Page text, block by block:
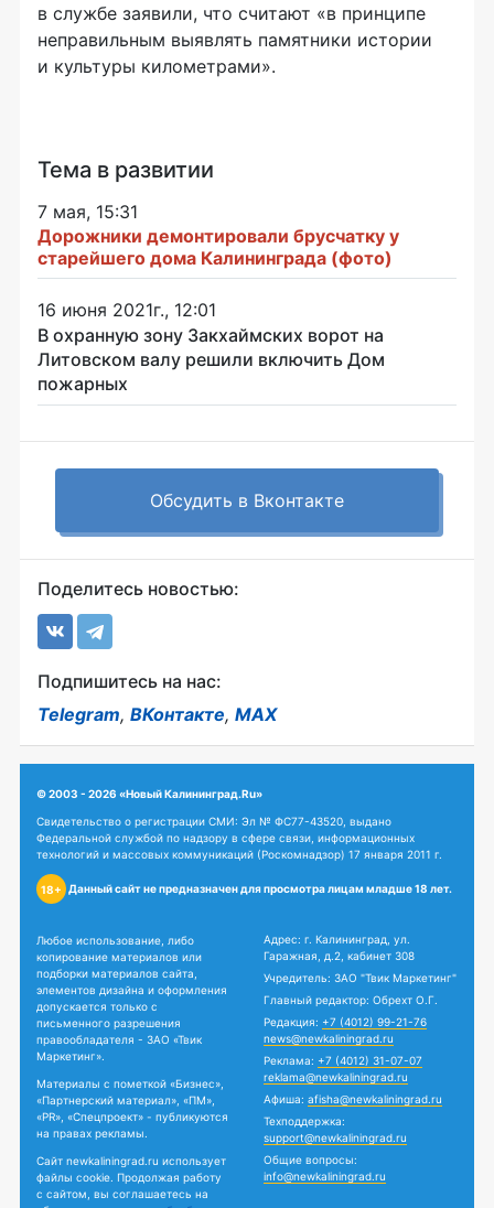
в службе заявили, что считают «в принципе
неправильным выявлять памятники истории
и культуры километрами».
Тема в развитии
7 мая, 15:31
Дорожники демонтировали брусчатку у
старейшего дома Калининграда (фото)
16 июня 2021г., 12:01
В охранную зону Закхаймских ворот на
Литовском валу решили включить Дом
пожарных
Обсудить в Вконтакте
Поделитесь новостью:
Подпишитесь на нас:
Telegram, ВКонтакте, MAX
© 2003 - 2026 «Новый Калининград.Ru»
Свидетельство о регистрации СМИ: Эл № ФС77-43520, выдано
Федеральной службой по надзору в сфере связи, информационных
технологий и массовых коммуникаций (Роскомнадзор) 17 января 2011 г.
18+ Данный сайт не предназначен для просмотра лицам младше 18 лет.
Любое использование, либо
копирование материалов или
подборки материалов сайта,
элементов дизайна и оформления
допускается только с
письменного разрешения
правообладателя - ЗАО «Твик
Маркетинг».
Материалы с пометкой «Бизнес»,
«Партнерский материал», «ПМ»,
«PR», «Спецпроект» - публикуются
на правах рекламы.
Сайт newkaliningrad.ru использует
файлы cookie. Продолжая работу
с сайтом, вы соглашаетесь на
Адрес: г. Калининград, ул.
Гаражная, д.2, кабинет 308
Учредитель: ЗАО "Твик Маркетинг"
Главный редактор: Обрехт О.Г.
Редакция: +7 (4012) 99-21-76
news@newkaliningrad.ru
Реклама: +7 (4012) 31-07-07
reklama@newkaliningrad.ru
Афиша: afisha@newkaliningrad.ru
Техподдержка:
support@newkaliningrad.ru
Общие вопросы:
info@newkaliningrad.ru